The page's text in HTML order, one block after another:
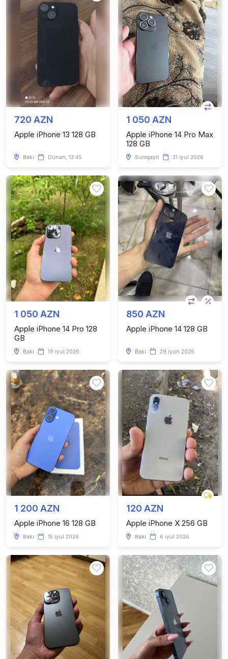
720 AZN
Apple iPhone 13 128 GB
Bakı Dünən, 13:45
1 050 AZN
Apple iPhone 14 Pro Max
128 GB
Sumqayıt 31 iyul 2026
1 050 AZN
Apple iPhone 14 Pro 128
GB
Bakı 19 iyul 2026
850 AZN
Apple iPhone 14 128 GB
Bakı 29 iyun 2026
1 200 AZN
Apple iPhone 16 128 GB
Bakı 15 iyul 2026
120 AZN
Apple iPhone X 256 GB
Bakı 6 iyul 2026